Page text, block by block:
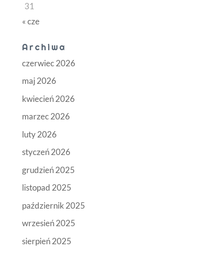
31
« cze
Archiwa
czerwiec 2026
maj 2026
kwiecień 2026
marzec 2026
luty 2026
styczeń 2026
grudzień 2025
listopad 2025
październik 2025
wrzesień 2025
sierpień 2025